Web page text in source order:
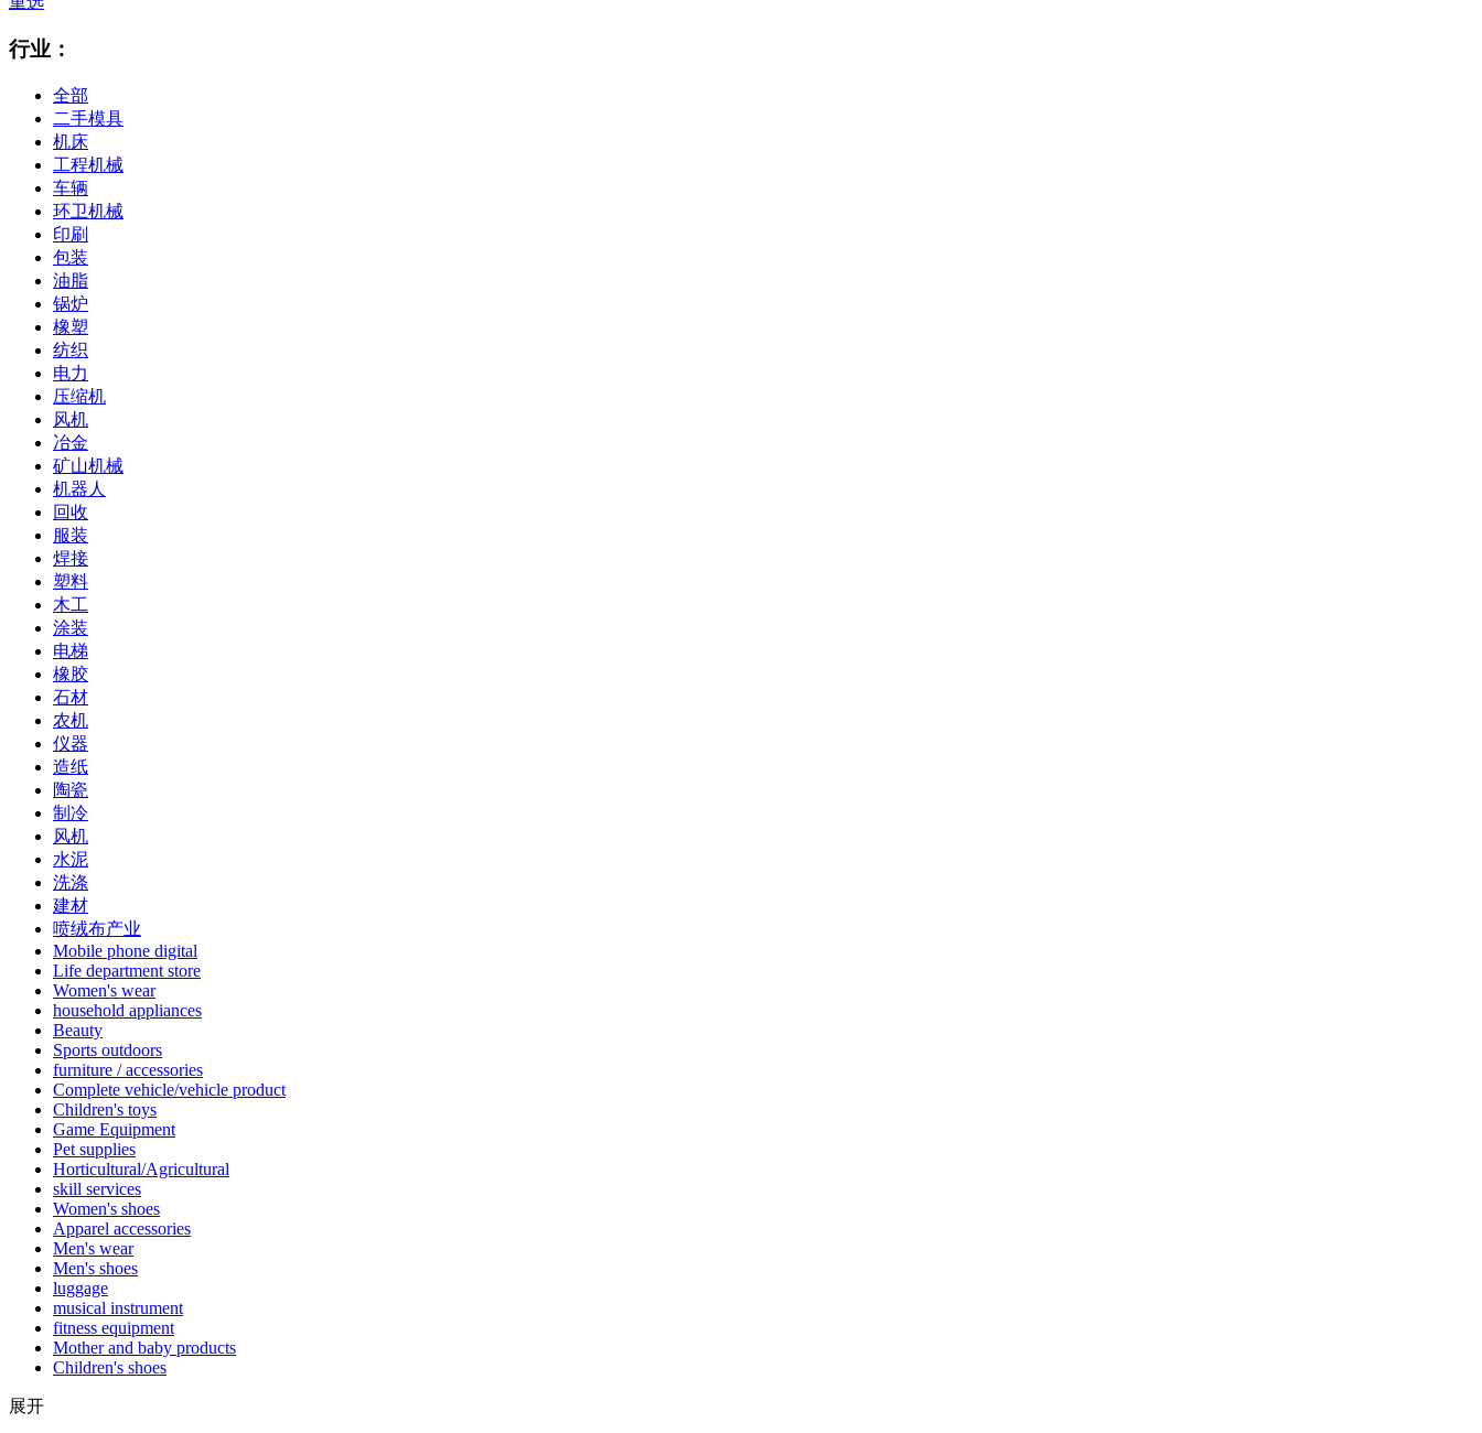
行业：
全部
二手模具
机床
工程机械
车辆
环卫机械
印刷
包装
油脂
锅炉
橡塑
纺织
电力
压缩机
风机
冶金
矿山机械
机器人
回收
服装
焊接
塑料
木工
涂装
电梯
橡胶
石材
农机
仪器
造纸
陶瓷
制冷
风机
水泥
洗涤
建材
喷绒布产业
Mobile phone digital
Life department store
Women's wear
household appliances
Beauty
Sports outdoors
furniture / accessories
Complete vehicle/vehicle product
Children's toys
Game Equipment
Pet supplies
Horticultural/Agricultural
skill services
Women's shoes
Apparel accessories
Men's wear
Men's shoes
luggage
musical instrument
fitness equipment
Mother and baby products
Children's shoes
展开